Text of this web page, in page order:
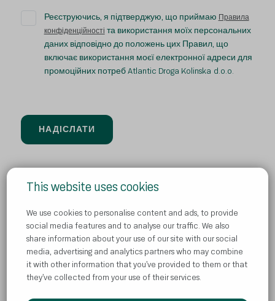
This website uses cookies
We use cookies to personalise content and ads, to provide
social media features and to analyse our traffic. We also
share information about your use of our site with our social
media, advertising and analytics partners who may combine
it with other information that you’ve provided to them or that
they’ve collected from your use of their services.
Реєструючись, я підтверджую, що приймаю Правила
конфіденційності та використання моїх персональних
даних відповідно до положень цих Правил, що
включає використання моєї електронної адреси для
промоційних потреб Atlantic Droga Kolinska d.o.o.
Політика конфіденційності
Потрібна допомога
Файли cookie